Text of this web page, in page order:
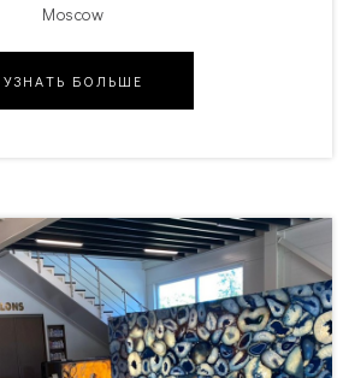
Moscow
УЗНАТЬ БОЛЬШЕ